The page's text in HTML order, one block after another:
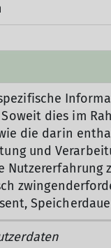
dies im
die darin
und